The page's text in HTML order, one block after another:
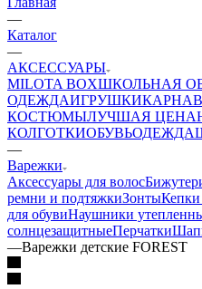
—
Каталог
—
АКСЕССУАРЫ
MILOTA BOXШКОЛЬНАЯ
ОДЕЖДАИГРУШКИ
КОСТЮМЫЛУЧШАЯ ЦЕНА
КОЛГОТКИОБУВЬОДЕЖДА
—
Варежки
Аксессуары для волос
ремни и подтяжкиЗонты
для обувиНаушники
солнцезащитныеПерчатки
—Варежки детские FOREST